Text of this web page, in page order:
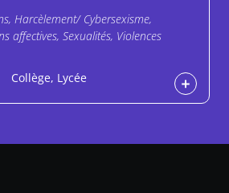
Harcèlement/ Cybersexisme,
affectives, Sexualités, Violences
Collège, Lycée